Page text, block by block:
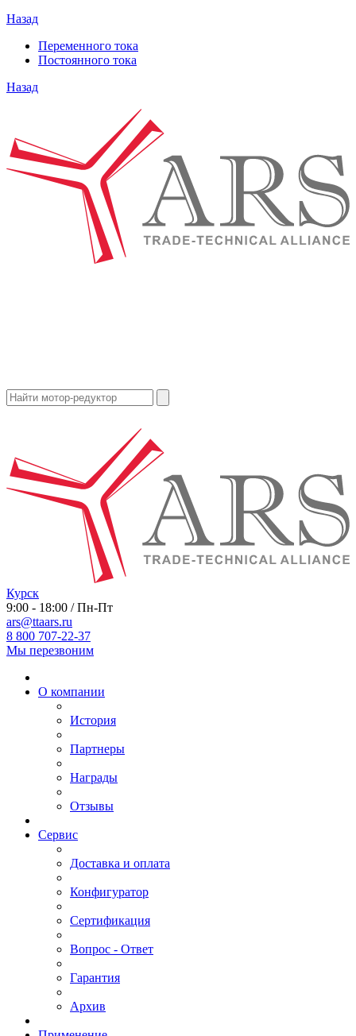
Назад
Переменного тока
Постоянного тока
Назад
Курск
9:00 - 18:00 / Пн-Пт
ars@ttaars.ru
8 800 707-22-37
Мы перезвоним
О компании
История
Партнеры
Награды
Отзывы
Сервис
Доставка и оплата
Конфигуратор
Сертификация
Вопрос - Ответ
Гарантия
Архив